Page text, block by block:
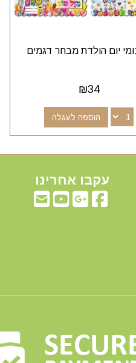
יום הולדת מבחר דגמים
₪34
הוספה לעגלה
עקבו אחרינו